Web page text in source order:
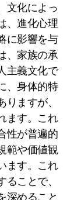
文化によっ
、進化心理
に影響を与
、家族の承
主義文化で
、身体的特
ますが、
ます。これ
性が普遍的
範や価値観
ます。これ
ことで、
深めること